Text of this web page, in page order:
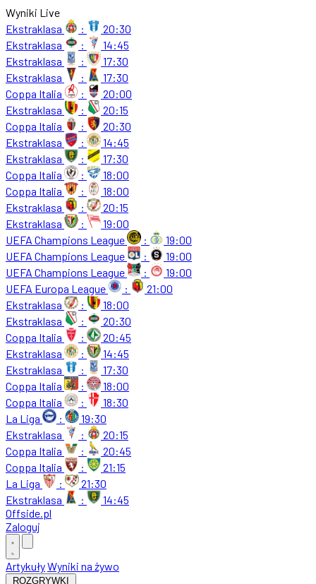
Wyniki Live
Ekstraklasa
:
20:30
Ekstraklasa
:
14:45
Ekstraklasa
:
17:30
Ekstraklasa
:
17:30
Coppa Italia
:
20:00
Ekstraklasa
:
20:15
Coppa Italia
:
20:30
Ekstraklasa
:
14:45
Ekstraklasa
:
17:30
Coppa Italia
:
18:00
Coppa Italia
:
18:00
Ekstraklasa
:
20:15
Ekstraklasa
:
19:00
UEFA Champions League
:
19:00
UEFA Champions League
:
19:00
UEFA Champions League
:
19:00
UEFA Europa League
:
21:00
Ekstraklasa
:
18:00
Ekstraklasa
:
20:30
Coppa Italia
:
20:45
Ekstraklasa
:
14:45
Ekstraklasa
:
17:30
Coppa Italia
:
18:00
Coppa Italia
:
18:30
La Liga
:
19:30
Ekstraklasa
:
20:15
Coppa Italia
:
20:45
Coppa Italia
:
21:15
La Liga
:
21:30
Ekstraklasa
:
14:45
Offside.pl
Zaloguj
ArtykułyWyniki na żywo
ROZGRYWKI